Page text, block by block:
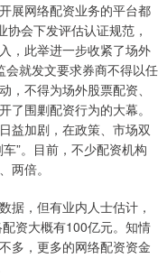
展网络配资业务的平台都
协会下发评估认证规范，
，此举进一步收紧了场外
就发文要求券商不得以任
不得为场外股票配资、
了围剿配资行为的大幕。
益加剧，在政策、市场双
”。目前，不少配资机构
两倍。
据，但有业内人士估计，
资大概有100亿元。知情
多，更多的网络配资资金